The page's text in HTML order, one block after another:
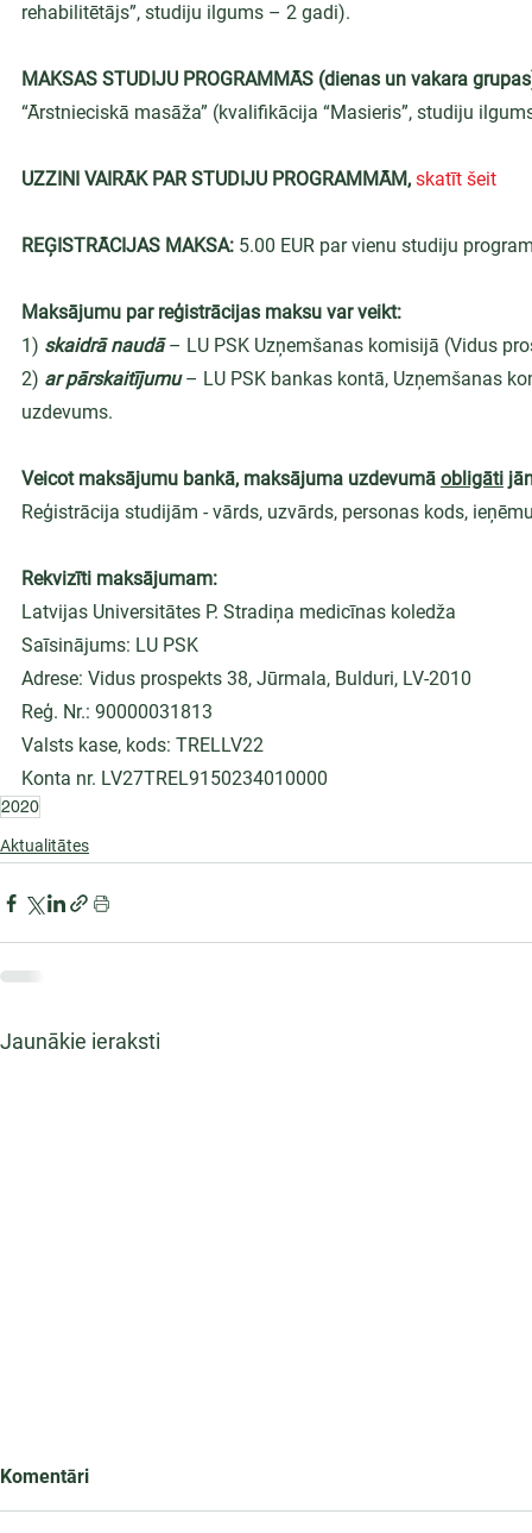
rehabilitētājs”, studiju ilgums – 2 gadi).
MAKSAS STUDIJU PROGRAMMĀS (dienas un vakara
“Ārstnieciskā masāža” (kvalifikācija “Masieris”, studiju
UZZINI VAIRĀK PAR STUDIJU PROGRAMMĀM, skatīt šeit
REĢISTRĀCIJAS MAKSA: 5.00 EUR par vienu studiju
Maksājumu par reģistrācijas maksu var veikt:
1) skaidrā naudā – LU PSK Uzņemšanas komisijā (Vidus
2) ar pārskaitījumu – LU PSK bankas kontā, Uzņemšanas
uzdevums.
Veicot maksājumu bankā, maksājuma uzdevumā obligāti
Reģistrācija studijām - vārds, uzvārds, personas kods,
Rekvizīti maksājumam:
Latvijas Universitātes P. Stradiņa medicīnas koledža
Saīsinājums: LU PSK
Adrese: Vidus prospekts 38, Jūrmala, Bulduri, LV-2010
Reģ. Nr.: 90000031813
Valsts kase, kods: TRELLV22
Konta nr. LV27TREL9150234010000
2020
Aktualitātes
Jaunākie ieraksti
Komentāri